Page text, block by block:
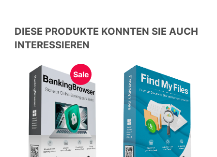
DIESE PRODUKTE KONNTEN SIE AUCH
INTERESSIEREN
Sale